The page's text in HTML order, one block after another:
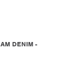
DENIM -